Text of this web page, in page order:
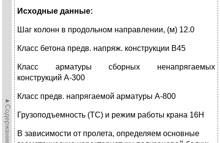
►Содержание►
Исходные данные:
Шаг колонн в продольном направлении, (м) 12.0
Класс бетона предв. напряж. конструкции В45
Класс арматуры сборных ненапрягаемых
конструкций А-300
Класс предв. напрягаемой арматуры А-800
Грузоподъемность (ТС) и режим работы крана 16Н
В зависимости от пролета, определяем основные